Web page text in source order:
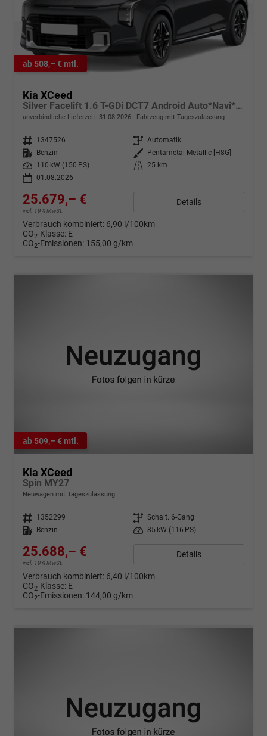
ab 508,– € mtl.
Kia XCeed
Silver Facelift 1.6 T-GDi DCT7 Android Auto*Navi*SHZ*Kamera*2Z-Klimaauto*PrivacyGlas
unverbindliche Lieferzeit: 31.08.2026 Fahrzeug mit Tageszulassung
Fahrzeugnr. 1347526 Getriebe Automatik
Kraftstoff
Benzin Außenfarbe
Pentametal Metallic [H8G]
Leistung
110 kW (150 PS) Kilometerstand
25 km
01.08.2026
25.679,– €
incl. 19% MwSt.
Details
Verbrauch kombiniert: 6,90 l/100km
CO2-Klasse: E
CO2-Emissionen: 155,00 g/km
ab 509,– € mtl.
Kia XCeed
Spin MY27
Neuwagen mit Tageszulassung
Fahrzeugnr. 1352299 Getriebe Schalt. 6-Gang
Kraftstoff
Benzin Leistung 85 kW (116 PS)
25.688,– €
incl. 19% MwSt.
Details
Verbrauch kombiniert: 6,40 l/100km
CO2-Klasse: E
CO2-Emissionen: 144,00 g/km